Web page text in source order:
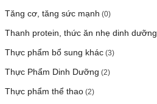
Tăng cơ, tăng sức mạnh (0)
Thanh protein, thức ăn nhẹ dinh dưỡng
Thực phẩm bổ sung khác (3)
Thực Phẩm Dinh Dưỡng (2)
Thực phẩm thể thao (2)